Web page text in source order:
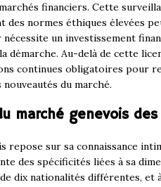
financiers. Cette
des normes éthiques élevées
nécessite un investissement
démarche. Au-delà de cette
continues obligatoires pour
du marché.
marché genevois des
repose sur sa connaissance
des spécificités liées à sa
dix nationalités différentes, et